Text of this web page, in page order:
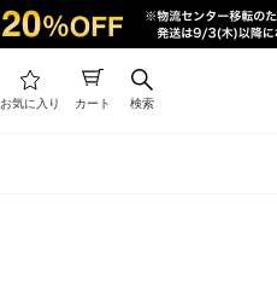
お気に入り カート 検索